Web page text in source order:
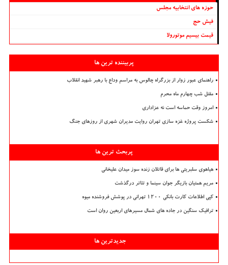
حوزه های انتخابیه مجلس
فیش حج
قیمت بیسیم موتورولا
پربیننده ترین ها
راهنمای عبور زوار از بزرگراه چالوس به مراسم وداع با رهبر شهید انقلاب
مقتل شب چهارم ماه محرم
امروز وقت حماسه است نه عزاداری
شکست پروژه غزه سازی تهران روایت مدیران شهری از روزهای جنگ
پربحث ترین ها
هیاهوی سلبریتی ها برای قاتلان زنده سوز میدان علیخانی
مریم همتیان بازیگر جوان سینما و تئاتر درگذشت
کپی اطلاعات کارت بانکی ۱۲۰۰ تهرانی در پوشش فروشنده میوه
ترافیک سنگین در جاده های شمال مسیرهای اربعین روان است
جدیدترین ها